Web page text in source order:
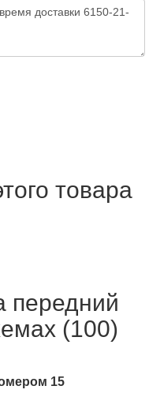
товара
передний
(100)
15